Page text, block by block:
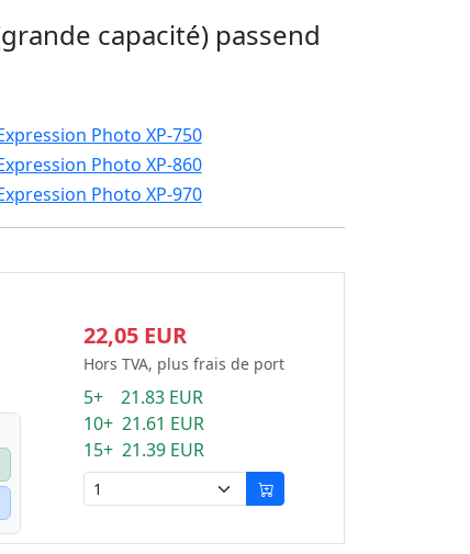
capacité) passend
Photo XP-750
Photo XP-860
Photo XP-970
22,05 EUR
Hors TVA, plus frais de port
5+ 21.83 EUR
10+ 21.61 EUR
15+ 21.39 EUR